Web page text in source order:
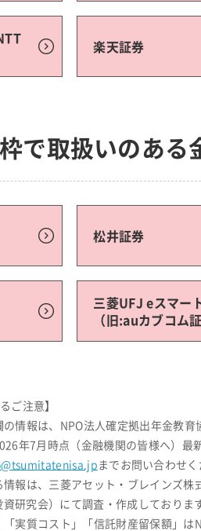
楽天証券
で取扱いのある
松井証券
三菱UFJ eスマー
（旧:auカブコム証
ご注意】
の情報は、NPO法人確定拠出年金教
年7月時点（金融機関の皆様へ）最
までお問い合わせく
情報は、三菱アセット・ブレインズ
資研究会）にて調査・作成しており
「実質コスト」「信託財産留保額」は